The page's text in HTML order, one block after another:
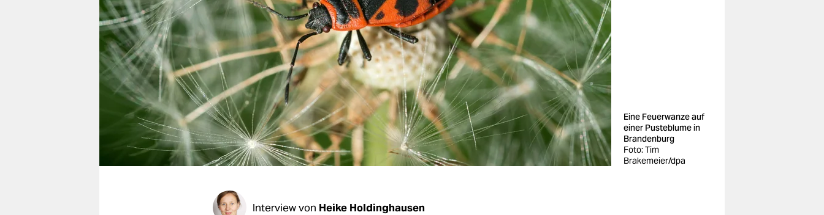
verlag
veranstaltungen
shop
fragen & hilfe
unterstützen
genossenschaft
Eine Feuerwanze auf
einer Pusteblume in
Brandenburg
Foto: Tim
Brakemeier/dpa
Interview von Heike Holdinghausen